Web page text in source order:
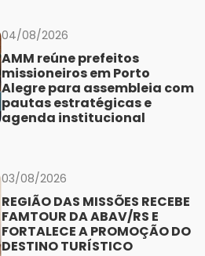
04/08/2026
AMM reúne prefeitos
missioneiros em Porto
Alegre para assembleia com
pautas estratégicas e
agenda institucional
03/08/2026
REGIÃO DAS MISSÕES RECEBE
FAMTOUR DA ABAV/RS E
FORTALECE A PROMOÇÃO DO
DESTINO TURÍSTICO